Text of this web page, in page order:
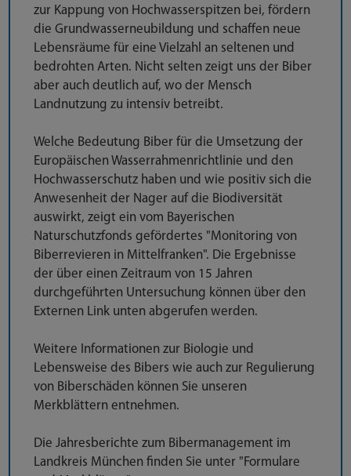
zur Kappung von Hochwasserspitzen bei, fördern
die Grundwasserneubildung und schaffen neue
Lebensräume für eine Vielzahl an seltenen und
bedrohten Arten. Nicht selten zeigt uns der Biber
aber auch deutlich auf, wo der Mensch
Landnutzung zu intensiv betreibt.
Welche Bedeutung Biber für die Umsetzung der
Europäischen Wasserrahmenrichtlinie und den
Hochwasserschutz haben und wie positiv sich die
Anwesenheit der Nager auf die Biodiversität
auswirkt, zeigt ein vom Bayerischen
Naturschutzfonds gefördertes "Monitoring von
Biberrevieren in Mittelfranken". Die Ergebnisse
der über einen Zeitraum von 15 Jahren
durchgeführten Untersuchung können über den
Externen Link unten abgerufen werden.
Weitere Informationen zur Biologie und
Lebensweise des Bibers wie auch zur Regulierung
von Biberschäden können Sie unseren
Merkblättern entnehmen.
Die Jahresberichte zum Bibermanagement im
Landkreis München finden Sie unter "Formulare